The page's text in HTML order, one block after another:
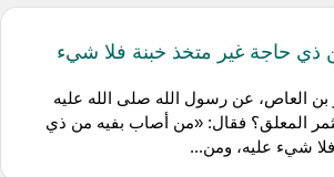
حاجة غير متخذ خبنة فلا شيء
بن العاص، عن رسول الله صلى الله عليه
المعلق؟ فقال: «من أصاب بفيه من ذي
شيء عليه، ومن...